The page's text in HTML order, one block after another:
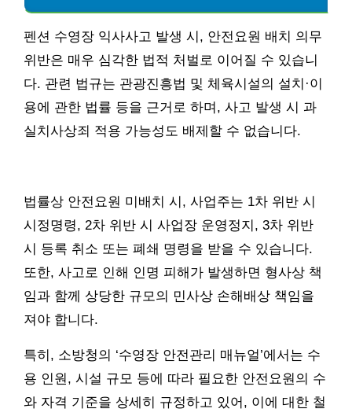
펜션 수영장 익사사고 발생 시, 안전요원 배치 의무
위반은 매우 심각한 법적 처벌로 이어질 수 있습니
다. 관련 법규는 관광진흥법 및 체육시설의 설치·이
용에 관한 법률 등을 근거로 하며, 사고 발생 시 과
실치사상죄 적용 가능성도 배제할 수 없습니다.
법률상 안전요원 미배치 시, 사업주는 1차 위반 시
시정명령, 2차 위반 시 사업장 운영정지, 3차 위반
시 등록 취소 또는 폐쇄 명령을 받을 수 있습니다.
또한, 사고로 인해 인명 피해가 발생하면 형사상 책
임과 함께 상당한 규모의 민사상 손해배상 책임을
져야 합니다.
특히, 소방청의 ‘수영장 안전관리 매뉴얼’에서는 수
용 인원, 시설 규모 등에 따라 필요한 안전요원의 수
와 자격 기준을 상세히 규정하고 있어, 이에 대한 철